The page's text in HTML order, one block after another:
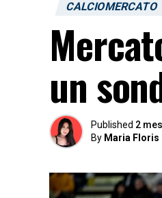
CALCIOMERCATO
un
Published 2
By Maria Floris